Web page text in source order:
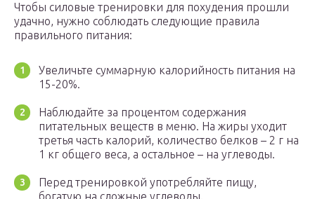
Чтобы силовые тренировки для похудения прошли
удачно, нужно соблюдать следующие правила
правильного питания:
Увеличьте суммарную калорийность питания на
15-20%.
Наблюдайте за процентом содержания
питательных веществ в меню. На жиры уходит
третья часть калорий, количество белков – 2 г на
1 кг общего веса, а остальное – на углеводы.
Перед тренировкой употребляйте пищу,
богатую на сложные углеводы.